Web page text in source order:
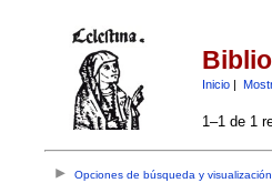
Inicio|
1–1 de 1
Opciones de búsqueda y visualización